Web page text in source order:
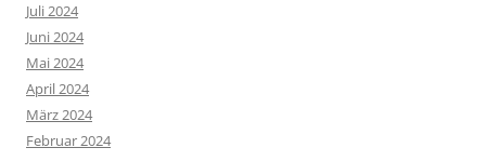
Juli 2024
Juni 2024
Mai 2024
April 2024
März 2024
Februar 2024